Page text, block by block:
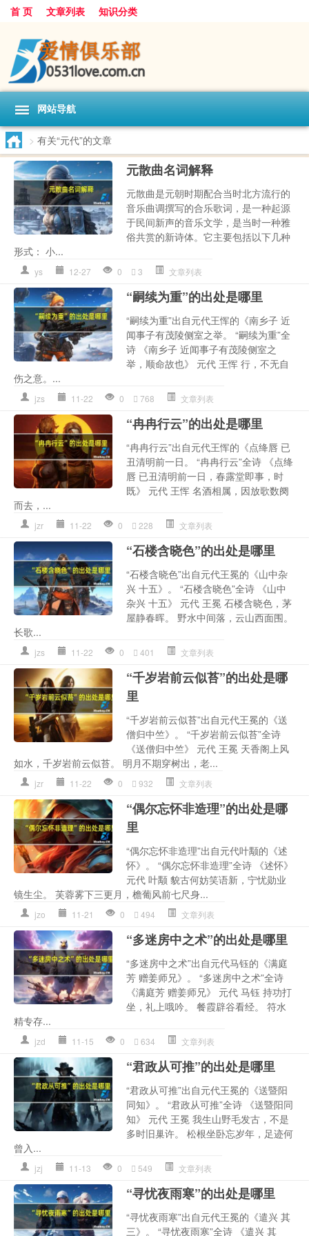
首 页 文章列表 知识分类
网站导航
> 有关“元代”的文章
元散曲名词解释
元散曲是元朝时期配合当时北方流行的
音乐曲调撰写的合乐歌词，是一种起源
于民间新声的音乐文学，是当时一种雅
俗共赏的新诗体。它主要包括以下几种
形式： 小...
ys 12-27 0 3 文章列表
“嗣续为重”的出处是哪里
“嗣续为重”出自元代王恽的《南乡子 近
闻事子有茂陵侧室之举。 “嗣续为重”全
诗 《南乡子 近闻事子有茂陵侧室之
举，顺命故也》 元代 王恽 行，不无自
伤之意。...
jzs 11-22 0 768 文章列表
“冉冉行云”的出处是哪里
“冉冉行云”出自元代王恽的《点绛唇 已
丑清明前一日。 “冉冉行云”全诗 《点绛
唇 已丑清明前一日，春露堂即事，时
既》 元代 王恽 名酒相属，因放歌数阕
而去，...
jzr 11-22 0 228 文章列表
“石楼含晓色”的出处是哪里
“石楼含晓色”出自元代王冕的《山中杂
兴 十五》。 “石楼含晓色”全诗 《山中
杂兴 十五》 元代 王冕 石楼含晓色，茅
屋静春晖。 野水中间落，云山西面围。
长歌...
jzs 11-22 0 401 文章列表
“千岁岩前云似苔”的出处是哪
里
“千岁岩前云似苔”出自元代王冕的《送
僧归中竺》。 “千岁岩前云似苔”全诗
《送僧归中竺》 元代 王冕 天香阁上风
如水，千岁岩前云似苔。 明月不期穿树出，老...
jzr 11-22 0 932 文章列表
“偶尔忘怀非造理”的出处是哪
里
“偶尔忘怀非造理”出自元代叶颙的《述
怀》。 “偶尔忘怀非造理”全诗 《述怀》
元代 叶颙 貌古何妨笑语新，宁忧勋业
镜生尘。 芙蓉雾下三更月，檐葡风前七尺身...
jzo 11-21 0 494 文章列表
“多迷房中之术”的出处是哪里
“多迷房中之术”出自元代马钰的《满庭
芳 赠姜师兄》。 “多迷房中之术”全诗
《满庭芳 赠姜师兄》 元代 马钰 持功打
坐，礼上哦吟。 餐霞辟谷看经。 符水
精专存...
jzd 11-15 0 634 文章列表
“君政从可推”的出处是哪里
“君政从可推”出自元代王冕的《送暨阳
同知》。 “君政从可推”全诗 《送暨阳同
知》 元代 王冕 我生山野毛发古，不是
多时旧巢许。 松根坐卧忘岁年，足迹何
曾入...
jzj 11-13 0 549 文章列表
“寻忧夜雨寒”的出处是哪里
“寻忧夜雨寒”出自元代王冕的《遣兴 其
三》。 “寻忧夜雨寒”全诗 《遣兴 其